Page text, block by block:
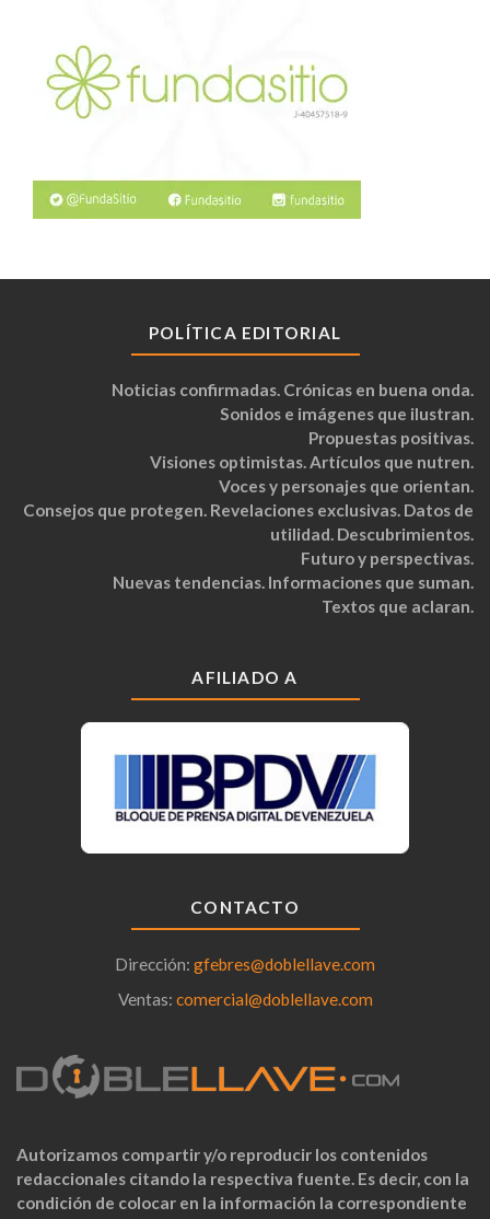
POLÍTICA EDITORIAL
Noticias confirmadas. Crónicas en buena onda.
Sonidos e imágenes que ilustran.
Propuestas positivas.
Visiones optimistas. Artículos que nutren.
Voces y personajes que orientan.
Consejos que protegen. Revelaciones exclusivas. Datos de
utilidad. Descubrimientos.
Futuro y perspectivas.
Nuevas tendencias. Informaciones que suman.
Textos que aclaran.
AFILIADO A
CONTACTO
Dirección: gfebres@doblellave.com
Ventas: comercial@doblellave.com
Autorizamos compartir y/o reproducir los contenidos
redaccionales citando la respectiva fuente. Es decir, con la
condición de colocar en la información la correspondiente